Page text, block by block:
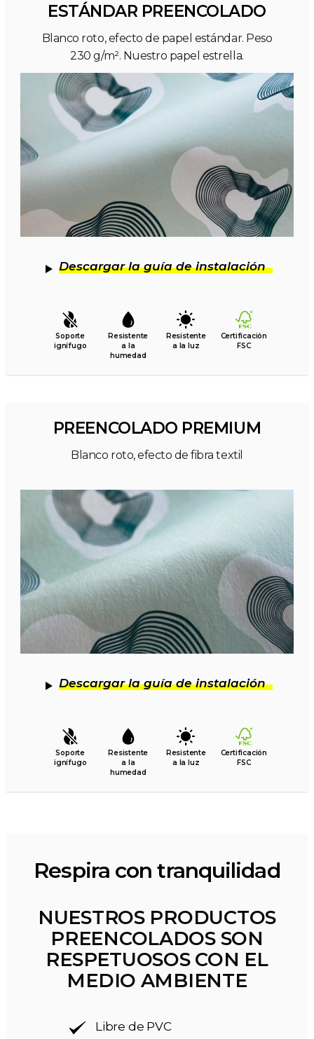
ESTÁNDAR PREENCOLADO
Blanco roto, efecto de papel estándar. Peso
230 g/m². Nuestro papel estrella.
Descargar la guía de instalación
Soporte
ignífugo
Resistente
a la
humedad
Resistente
a la luz
Certificación
FSC
PREENCOLADO PREMIUM
Blanco roto, efecto de fibra textil
Descargar la guía de instalación
Soporte
ignífugo
Resistente
a la
humedad
Resistente
a la luz
Certificación
FSC
Respira con tranquilidad
NUESTROS PRODUCTOS
PREENCOLADOS SON
RESPETUOSOS CON EL
MEDIO AMBIENTE
Libre de PVC